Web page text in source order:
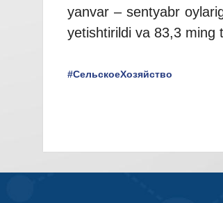
yanvar – sentyabr
yetishtirildi va 83,3 ming
#СельскоеХозяйство